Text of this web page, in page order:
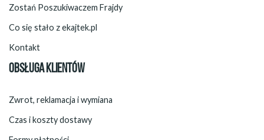
Zostań Poszukiwaczem Frajdy
Co się stało z ekajtek.pl
Kontakt
OBSŁUGA KLIENTÓW
Zwrot, reklamacja i wymiana
Czas i koszty dostawy